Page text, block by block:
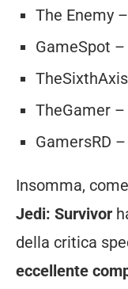
The Enemy
GameSpot –
TheGamer –
GamersRD
Insomma,
Jedi: Survivor
della critica
eccellente